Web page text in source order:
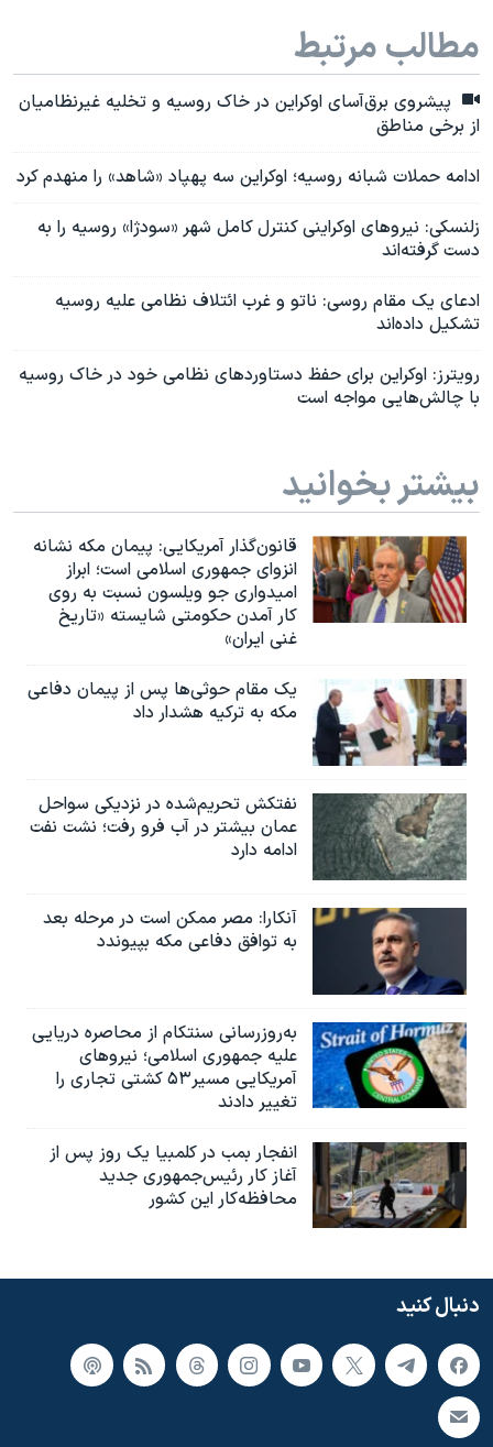
مطالب مرتبط
پیشروی برق‌آسای اوکراین در خاک روسیه و تخلیه غیرنظامیان
از برخی مناطق
ادامه حملات شبانه روسیه؛ اوکراین سه پهپاد «شاهد» را منهدم کرد
زلنسکی: نیرو‌های اوکراینی کنترل کامل شهر «سودژا» روسیه را به
دست گرفته‌اند
ادعای یک مقام روسی: ناتو و غرب ائتلاف نظامی علیه روسیه
تشکیل داده‌اند
رویترز: اوکراین برای حفظ دستاوردهای نظامی خود در خاک روسیه
با چالش‌هایی مواجه است
بیشتر بخوانید
قانون‌گذار آمریکایی: پیمان مکه نشانه
انزوای جمهوری اسلامی است؛ ابراز
امیدواری جو ویلسون نسبت به روی
کار آمدن حکومتی شایسته «تاریخ
غنی ایران»
یک مقام حوثی‌ها پس از پیمان دفاعی
مکه به ترکیه هشدار داد
نفتکش تحریم‌شده در نزدیکی سواحل
عمان بیشتر در آب فرو رفت؛ نشت نفت
ادامه دارد
آنکارا: مصر ممکن است در مرحله بعد
به توافق دفاعی مکه بپیوندد
به‌روزرسانی سنتکام از محاصره دریایی
علیه جمهوری اسلامی؛ نیروهای
آمریکایی مسیر۵۳ کشتی تجاری را
تغییر دادند
انفجار بمب‌‌ در کلمبیا یک روز پس از
آغاز کار رئیس‌جمهوری جدید
محافظه‌کار این کشور
دنبال کنید